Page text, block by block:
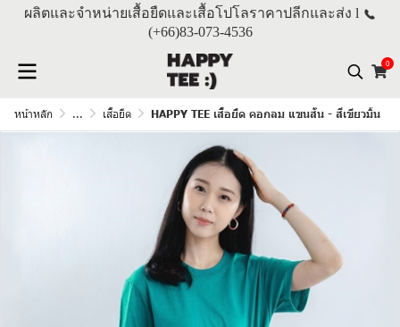
ผลิตและจำหน่ายเสื้อยืดและเสื้อโปโลราคาปลีกและส่ง l
(+66)83-073-4536
0
หน้าหลัก ... เสื้อยืด HAPPY TEE เสื้อยืด คอกลม แขนสั้น - สีเขียวมิ้น